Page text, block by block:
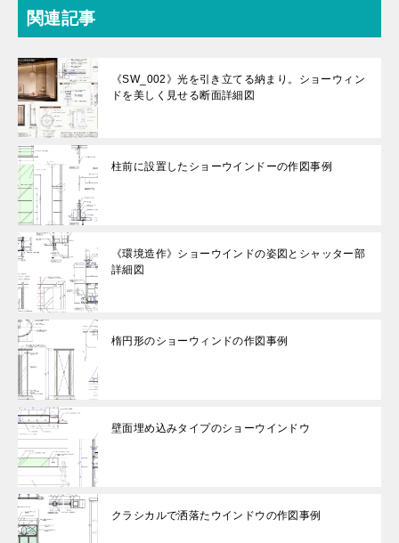
関連記事
《SW_002》光を引き立てる納まり。ショーウィン
ドを美しく見せる断面詳細図
柱前に設置したショーウインドーの作図事例
《環境造作》ショーウインドの姿図とシャッター部
詳細図
楕円形のショーウィンドの作図事例
壁面埋め込みタイプのショーウインドウ
クラシカルで洒落たウインドウの作図事例